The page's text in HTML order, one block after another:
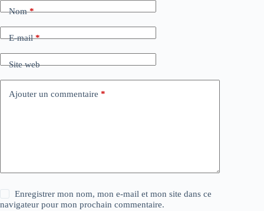
Nom*
E-mail*
Site web
Ajouter un commentaire *
Enregistrer mon nom, mon e-mail et mon site dans ce
navigateur pour mon prochain commentaire.